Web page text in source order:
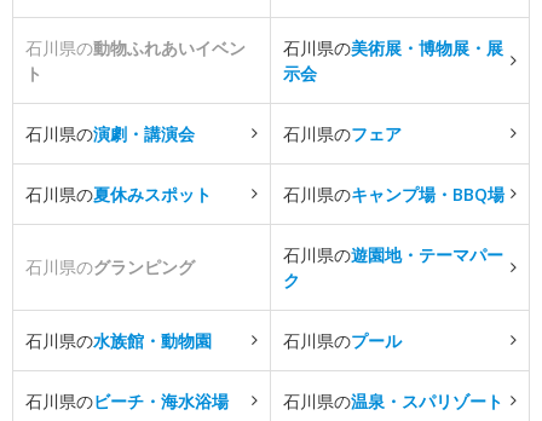
石川県の動物ふれあいイベン
ト
石川県の美術展・博物展・展
示会
石川県の演劇・講演会 石川県のフェア
石川県の夏休みスポット 石川県のキャンプ場・BBQ場
石川県のグランピング
石川県の遊園地・テーマパー
ク
石川県の水族館・動物園 石川県のプール
石川県のビーチ・海水浴場 石川県の温泉・スパリゾート